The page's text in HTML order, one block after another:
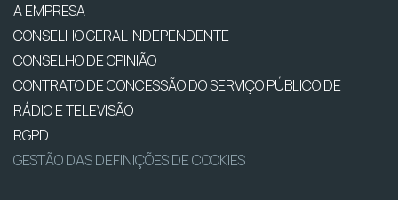
A EMPRESA
CONSELHO GERAL INDEPENDENTE
CONSELHO DE OPINIÃO
CONTRATO DE CONCESSÃO DO SERVIÇO PÚBLICO DE
RÁDIO E TELEVISÃO
RGPD
GESTÃO DAS DEFINIÇÕES DE COOKIES